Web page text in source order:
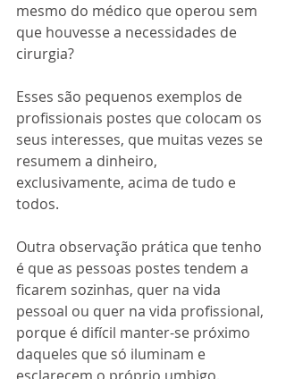
mesmo do médico que operou sem
que houvesse a necessidades de
cirurgia?
Esses são pequenos exemplos de
profissionais postes que colocam os
seus interesses, que muitas vezes se
resumem a dinheiro,
exclusivamente, acima de tudo e
todos.
Outra observação prática que tenho
é que as pessoas postes tendem a
ficarem sozinhas, quer na vida
pessoal ou quer na vida profissional,
porque é difícil manter-se próximo
daqueles que só iluminam e